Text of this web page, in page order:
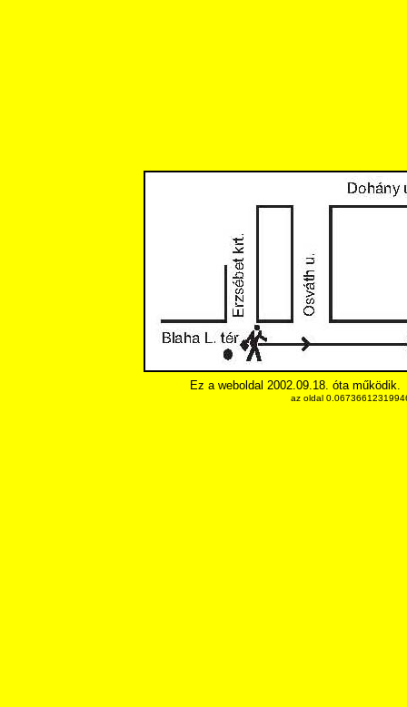
Ez a weboldal 2002.09.18. óta működik.
az oldal